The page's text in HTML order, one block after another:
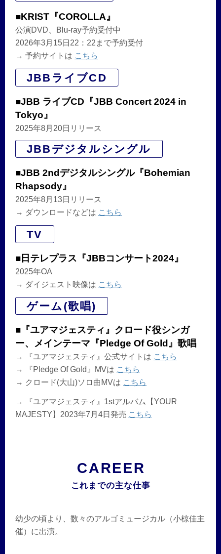
■KRIST『COROLLA』
公演DVD、Blu-ray予約受付中
2026年3月15日22：22まで予約受付
→ 予約サイトは こちら
JBBライブCD
■JBB ライブCD『JBB Concert 2024 in
Tokyo』
2025年8月20日リリース
JBBデジタルシングル
■JBB 2ndデジタルシングル『Bohemian
Rhapsody』
2025年8月13日リリース
→ ダウンロードなどは こちら
TV
■日テレプラス『JBBコンサート2024』
2025年OA
→ ダイジェスト映像は こちら
ゲーム(歌唱)
■『ユアマジェスティ』クロード役シンガ
ー、メインテーマ『Pledge Of Gold』歌唱
→ 『ユアマジェスティ』公式サイトは こちら
→ 『Pledge Of Gold』MVは こちら
→ クロード(大山)ソロ曲MVは こちら
→ 『ユアマジェスティ』1stアルバム【YOUR
MAJESTY】2023年7月4日発売 こちら
CAREER
これまでの主な仕事
幼少の頃より、数々のアルゴミュージカル（小椋佳主
催）に出演。